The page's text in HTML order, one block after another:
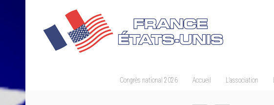
Congrès national 2026 Accueil L’association